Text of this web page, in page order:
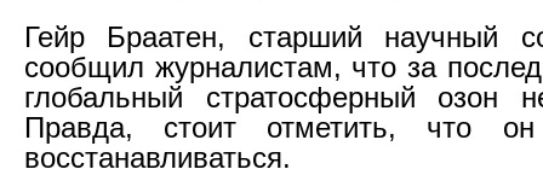
Гейр Браатен, старший научный
сообщил журналистам, что за
глобальный стратосферный озон
Правда, стоит отметить, что
восстанавливаться.